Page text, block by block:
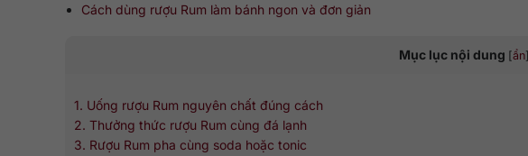
Cách dùng rượu Rum làm bánh ngon và đơn giản
Mục lục nội dung [ẩn]
1. Uống rượu Rum nguyên chất đúng cách
2. Thưởng thức rượu Rum cùng đá lạnh
3. Rượu Rum pha cùng soda hoặc tonic